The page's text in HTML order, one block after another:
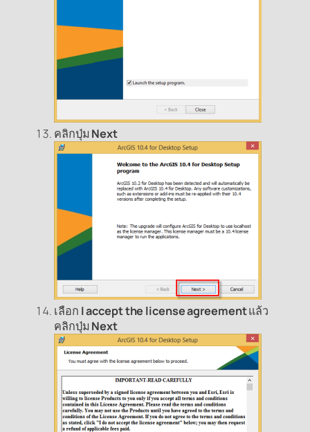
คลิกปุ่ม Next
เลือก I accept the license agreementแล้ว
คลิกปุ่ม Next